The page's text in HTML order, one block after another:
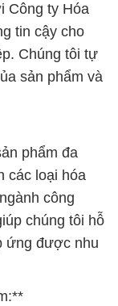
Công ty Hóa
tin cậy cho
Chúng tôi tự
sản phẩm và
phẩm đa
các loại hóa
công
chúng tôi hỗ
ứng được nhu